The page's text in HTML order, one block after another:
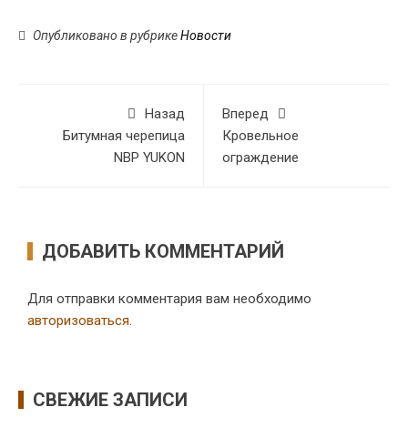
Опубликовано в рубрикеНовости
Назад
Битумная черепица
NBP YUKON
Вперед
Кровельное
ограждение
ДОБАВИТЬ КОММЕНТАРИЙ
Для отправки комментария вам необходимо
авторизоваться.
СВЕЖИЕ ЗАПИСИ